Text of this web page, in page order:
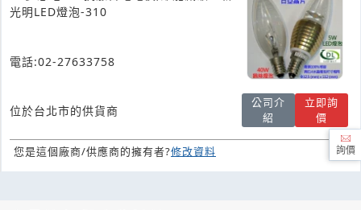
光明LED燈泡-310
電話:02-27633758
位於台北市的供貨商
公司介
紹
立即詢
價
您是這個廠商/供應商的擁有者?修改資料 詢價